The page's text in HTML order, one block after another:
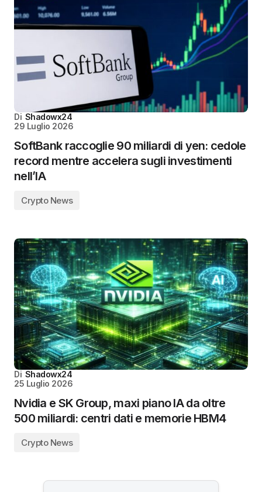
Di Shadowx24
29 Luglio 2026
SoftBank raccoglie 90 miliardi di yen: cedole
record mentre accelera sugli investimenti
nell’IA
Crypto News
Di Shadowx24
25 Luglio 2026
Nvidia e SK Group, maxi piano IA da oltre
500 miliardi: centri dati e memorie HBM4
Crypto News